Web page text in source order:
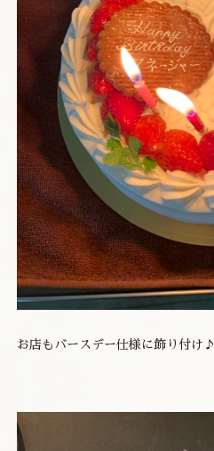
お店もバースデー仕様に飾り付け♪